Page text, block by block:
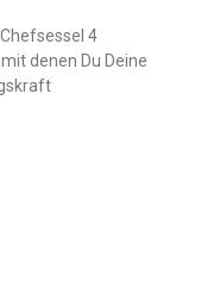
4
denen Du Deine